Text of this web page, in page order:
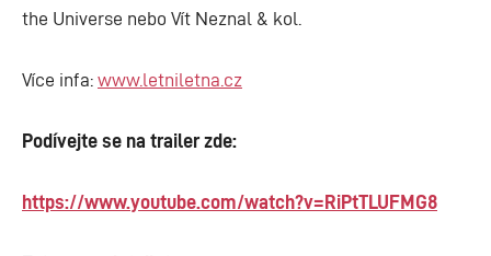
the Universe nebo Vít Neznal & kol.
Více infa:www.letniletna.cz
Podívejte se na trailer zde:
https://www.youtube.com/watch?v=RiPtTLUFMG8